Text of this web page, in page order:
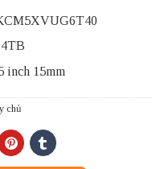
inch 15mm
chủ